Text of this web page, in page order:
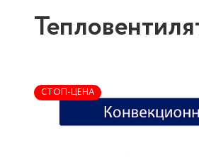
СТОП-ЦЕНА